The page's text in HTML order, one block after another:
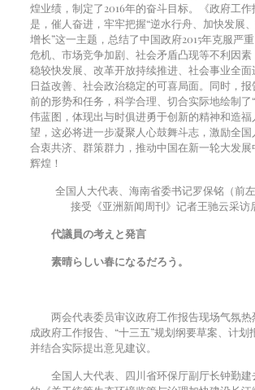
煌业绩，制定了2016年的奋斗目标。《政府工
是，催人奋进，牢牢把握“逆水行舟、加快发展
增长”这一主题，总结了中国政府2015年克服严
危机、市场竞争加剧、社会矛盾凸现等不利因
稳较快发展、改革开放持续推进、社会事业全
日益改善、社会政治稳定的可喜局面。同时，报
前的形势和任务，科学合理、切合实际地绘制了
伟蓝图，体现出与时俱进勇于创新的精神和造福
望，这必将进一步凝聚人心鼓舞斗志，激励全国
合衷共济、群策群力，推动中国在新一轮大发展
辉煌！
全国人大代表、海南省委书记罗保铭（前
接受《亚洲新闻周刊》记者王驰云采访
代議員の考えと発言
素晴らしい春になるだろう。
两会代表委员审议政府工作报告现场气氛
成政府工作报告、“十三五”规划纲要草案、计划
并结合实际提出意见建议。
全国人大代表、四川省环保厅副厅长钟勤建